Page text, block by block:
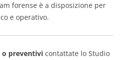
forense è a disposizione per
e operativo.
o preventivicontattate lo Studio